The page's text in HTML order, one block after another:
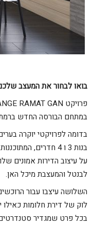
בואו לבחור את המעצב
במתחם הבורסה החדש ברמת
בדומה לפרויקטי יוקרה
בנות 3 ו 4 חדרים, המתוכננות ומעוצבות עד הפרט האחרון, בסטנדרטי פרימיום.
על עיצוב הדירות אמונים
לבנטל והמעצבת מיכל האן.
השלושה עיצבו עבור
לוק של דירת חלומות כאילו
בכל פרט שמגדיר